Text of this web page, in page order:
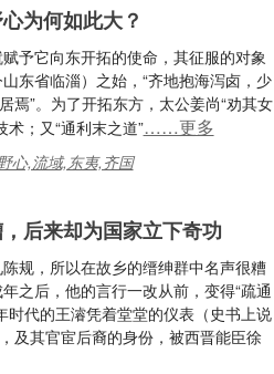
为何如此大？
予它向东开拓的使命，其征服的对象
东省临淄）之始，“齐地抱海泻卤，少
焉”。为了开拓东方，太公姜尚“劝其女
；又“通利末之道”……更多
心,流域,东夷,齐国
后来却为国家立下奇功
规，所以在故乡的缙绅群中名声很糟
之后，他的言行一改从前，变得“疏通
时代的王濬凭着堂堂的仪表（史书上说
及其官宦后裔的身份，被西晋能臣徐